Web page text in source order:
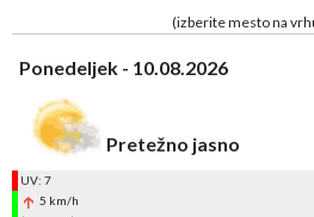
(izberite mesto na
Ponedeljek - 10.08.2026
Pretežno jasno
UV: 7
5 km/h